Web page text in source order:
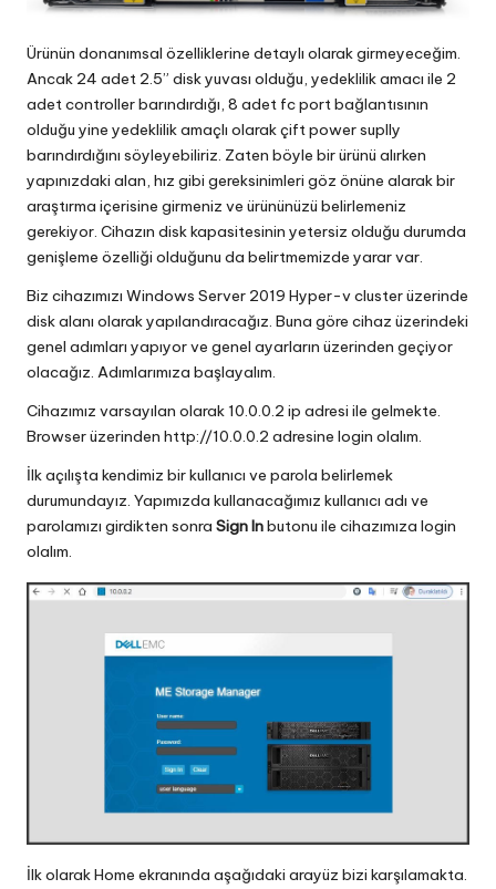
Ürünün donanımsal özelliklerine detaylı olarak girmeyeceğim.
Ancak 24 adet 2.5” disk yuvası olduğu, yedeklilik amacı ile 2
adet controller barındırdığı, 8 adet fc port bağlantısının
olduğu yine yedeklilik amaçlı olarak çift power suplly
barındırdığını söyleyebiliriz. Zaten böyle bir ürünü alırken
yapınızdaki alan, hız gibi gereksinimleri göz önüne alarak bir
araştırma içerisine girmeniz ve ürününüzü belirlemeniz
gerekiyor. Cihazın disk kapasitesinin yetersiz olduğu durumda
genişleme özelliği olduğunu da belirtmemizde yarar var.
Biz cihazımızı Windows Server 2019 Hyper-v cluster üzerinde
disk alanı olarak yapılandıracağız. Buna göre cihaz üzerindeki
genel adımları yapıyor ve genel ayarların üzerinden geçiyor
olacağız. Adımlarımıza başlayalım.
Cihazımız varsayılan olarak 10.0.0.2 ip adresi ile gelmekte.
Browser üzerinden http://10.0.0.2 adresine login olalım.
İlk açılışta kendimiz bir kullanıcı ve parola belirlemek
durumundayız. Yapımızda kullanacağımız kullanıcı adı ve
parolamızı girdikten sonra Sign Inbutonu ile cihazımıza login
olalım.
İlk olarak Home ekranında aşağıdaki arayüz bizi karşılamakta.